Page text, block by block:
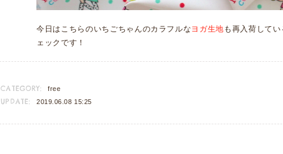
今日はこちらのいちごちゃんのカラフルな ヨガ生地 も再入荷して
ェックです！
CATEGORY: free
UPDATE: 2019.06.08 15:25